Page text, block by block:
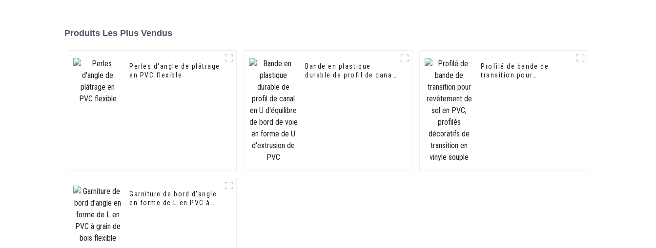
Produits Les Plus Vendus
Perles d'angle de plâtrage
en PVC flexible
Bande en plastique
durable de profil de canal
Profilé de bande de
transition pour
Garniture de bord d'angle
en forme de L en PVC à